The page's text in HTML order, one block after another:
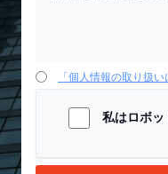
「個人情報の取り扱い
私はロボッ